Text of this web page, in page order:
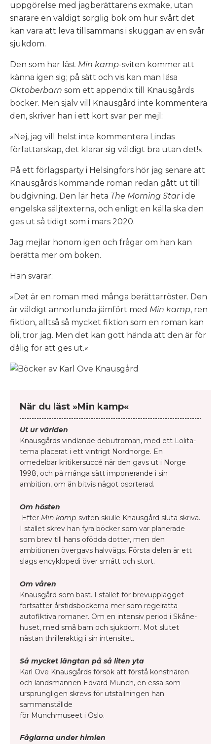
uppgörelse med jagberättarens exmake, utan
snarare en väldigt sorglig bok om hur svårt det
kan vara att leva tillsammans i skuggan av en svår
sjukdom.
Den som har läst Min kamp-sviten kommer att
känna igen sig; på sätt och vis kan man läsa
Oktoberbarn som ett appendix till Knausgårds
böcker. Men själv vill Knausgård inte kommentera
den, skriver han i ett kort svar per mejl:
»Nej, jag vill helst inte kommentera Lindas
författarskap, det klarar sig väldigt bra utan det!«.
På ett förlagsparty i Helsingfors hör jag senare att
Knausgårds kommande roman redan gått ut till
budgivning. Den lär heta The Morning Stari de
engelska säljtexterna, och enligt en källa ska den
ges ut så tidigt som i mars 2020.
Jag mejlar honom igen och frågar om han kan
berätta mer om boken.
Han svarar:
»Det är en roman med många berättarröster. Den
är väldigt annorlunda jämfört med Min kamp, ren
fiktion, alltså så mycket fiktion som en roman kan
bli, tror jag. Men det kan gott hända att den är för
dålig för att ges ut.«
När du läst »Min kamp«
Ut ur världen
Knausgårds vindlande debutroman, med ett Lolita-
tema placerat i ett vintrigt Nordnorge. En
omedelbar kritikersuccé när den gavs ut i Norge
1998, och på många sätt imponerande i sin
ambition, om än bitvis något osorterad.
Om hösten
Efter Min kamp-sviten skulle Knausgård sluta skriva.
I stället skrev han fyra böcker som var planerade
som brev till hans ofödda dotter, men den
ambitionen övergavs halvvägs. Första delen är ett
slags encyklopedi över smått och stort.
Om våren
Knausgård som bäst. I stället för brevupplägget
fortsätter årstidsböckerna mer som regelrätta
autofiktiva romaner. Om en intensiv period i Skåne-
huset, med små barn och sjukdom. Mot slutet
nästan thrilleraktig i sin intensitet.
Så mycket längtan på så liten yta
Karl Ove Knausgårds försök att förstå konstnären
och landsmannen Edvard Munch, en essä som
ursprungligen skrevs för utställningen han
sammanställde
för Munchmuseet i Oslo.
Fåglarna under himlen